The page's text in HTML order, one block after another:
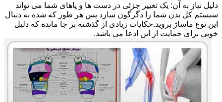
دلیل نیاز به آن: یک تغییر جزئی در دست ها و پاهای شما می تواند
سیستم کل بدن شما را دگرگون سازد پس هر طور که شده به دنبال
این نوع ماساژ بروید.حکایات زیادی از گذشته بر جا مانده که دلیل
خوبی برای حمایت از این ادعا می باشد.